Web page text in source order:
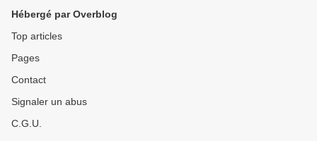
Hébergé par Overblog
Top articles
Pages
Contact
Signaler un abus
C.G.U.